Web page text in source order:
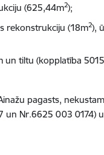
(625,44m2);
rekonstrukciju (18m2),
un tiltu (kopplatība
pagasts,
un Nr.6625 003 0174)